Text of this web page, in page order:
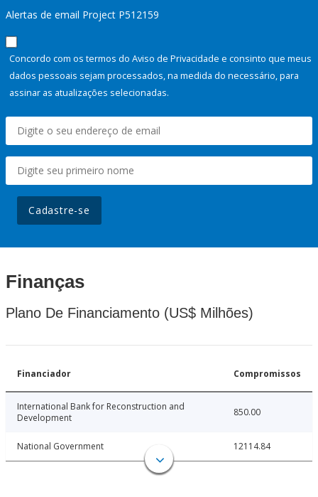
Alertas de email Project P512159
Concordo com os termos do Aviso de Privacidade e consinto que meus
dados pessoais sejam processados, na medida do necessário, para
assinar as atualizações selecionadas.
Cadastre-se
Finanças
Plano De Financiamento (US$ Milhões)
Financiador Compromissos
International Bank for Reconstruction and
Development
850.00
National Government 12114.84